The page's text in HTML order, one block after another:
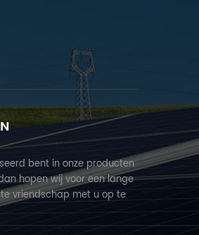
bent in onze producten
hopen wij voor een lange
vriendschap met u op te